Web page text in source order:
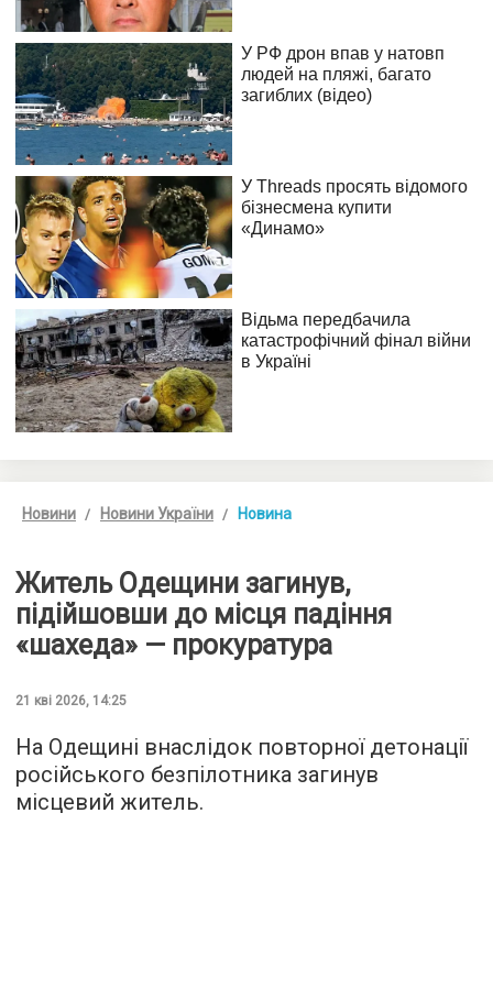
Новини Новини України Новина
Житель Одещини загинув,
підійшовши до місця падіння
«шахеда» — прокуратура
21 кві 2026, 14:25
На Одещині внаслідок повторної детонації
російського безпілотника загинув
місцевий житель.